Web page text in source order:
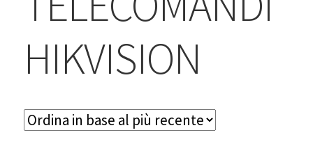
Accedi/Registrati
HIKVISION